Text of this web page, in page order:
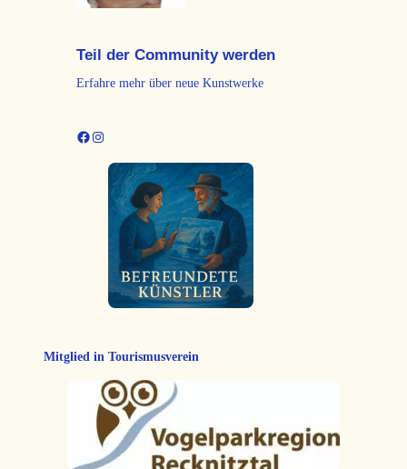
Teil der Community werden
Erfahre mehr über neue Kunstwerke
Facebook Instagram
Mitglied in Tourismusverein